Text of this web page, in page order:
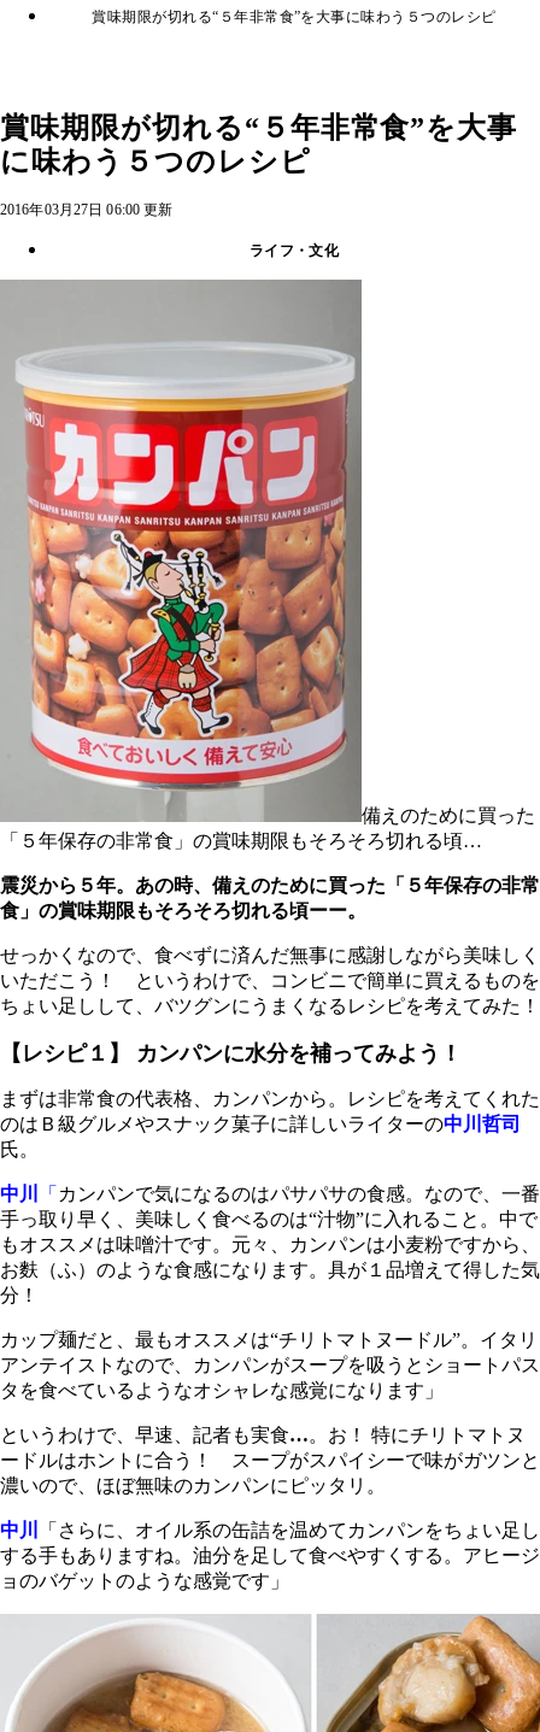
賞味期限が切れる“５年非常食”を大事に味わう５つのレシピ
賞味期限が切れる“５年非常食”を大事
に味わう５つのレシピ
2016年03月27日 06:00 更新
ライフ・文化
備えのために買った
「５年保存の非常食」の賞味期限もそろそろ切れる頃…
震災から５年。あの時、備えのために買った「５年保存の非常
食」の賞味期限もそろそろ切れる頃ーー。
せっかくなので、食べずに済んだ無事に感謝しながら美味しく
いただこう！ というわけで、コンビニで簡単に買えるものを
ちょい足しして、バツグンにうまくなるレシピを考えてみた！
【レシピ１】 カンパンに水分を補ってみよう！
まずは非常食の代表格、カンパンから。レシピを考えてくれた
のはＢ級グルメやスナック菓子に詳しいライターの中川哲司
氏。
中川 「 カンパンで気になるのはパサパサの食感。なので、一番
手っ取り早く、美味しく食べるのは“汁物”に入れること。中で
もオススメは味噌汁です。元々、カンパンは小麦粉ですから、
お麩（ふ）のような食感になります。具が１品増えて得した気
分！
カップ麺だと、最もオススメは“チリトマトヌードル”。イタリ
アンテイストなので、カンパンがスープを吸うとショートパス
タを食べているようなオシャレな感覚になります」
というわけで、早速、記者も実食…。お！ 特にチリトマトヌ
ードルはホントに合う！ スープがスパイシーで味がガツンと
濃いので、ほぼ無味のカンパンにピッタリ。
中川
「さらに、オイル系の缶詰を温めてカンパンをちょい足し
する手もありますね。油分を足して食べやすくする。アヒージ
ョのバゲットのような感覚です」